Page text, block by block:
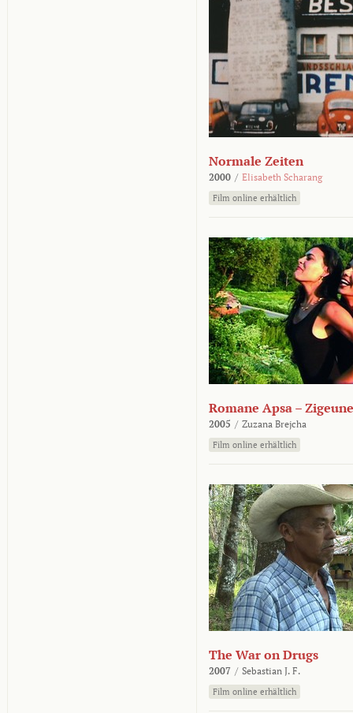
Normale Zeiten
2000 / Elisabeth Scharang
Film online erhältlich
Romane Apsa –
2005 / Zuzana Brejcha
Film online erhältlich
The War on Drugs
2007 / Sebastian J. F.
Film online erhältlich